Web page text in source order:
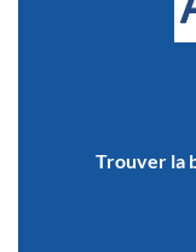
Trouver la